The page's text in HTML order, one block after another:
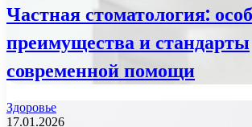
Частная стоматология:
преимущества и стандарты
современной помощи
Здоровье
17.01.2026